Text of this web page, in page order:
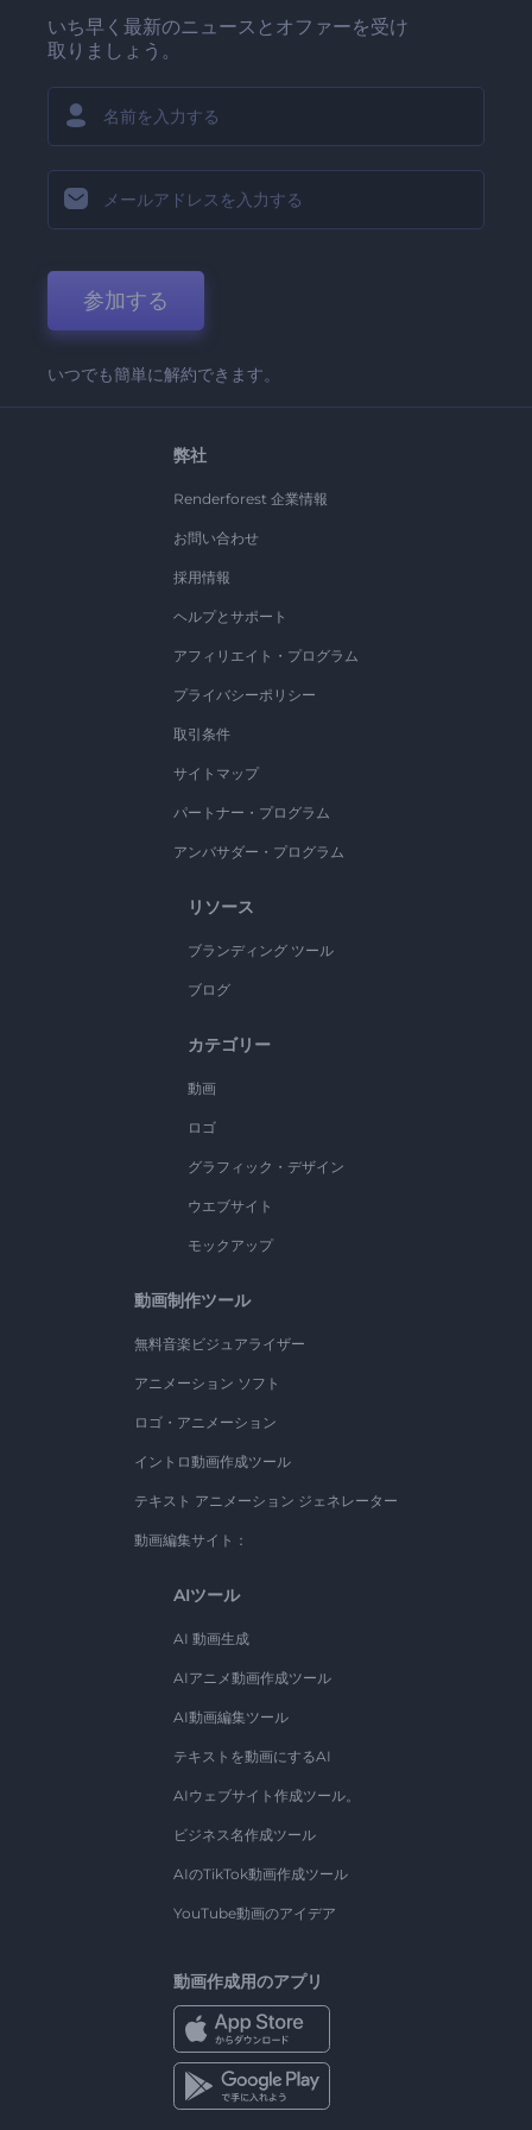
いち早く最新のニュースとオファーを受け
取りましょう。
参加する
いつでも簡単に解約できます。
弊社
Renderforest 企業情報
お問い合わせ
採用情報
ヘルプとサポート
アフィリエイト・プログラム
プライバシーポリシー
取引条件
サイトマップ
パートナー・プログラム
アンバサダー・プログラム
リソース
ブランディング ツール
ブログ
カテゴリー
動画
ロゴ
グラフィック・デザイン
ウエブサイト
モックアップ
動画制作ツール
無料音楽ビジュアライザー
アニメーション ソフト
ロゴ・アニメーション
イントロ動画作成ツール
テキスト アニメーション ジェネレーター
動画編集サイト：
AIツール
AI 動画生成
AIアニメ動画作成ツール
AI動画編集ツール
テキストを動画にするAI
AIウェブサイト作成ツール。
ビジネス名作成ツール
AIのTikTok動画作成ツール
YouTube動画のアイデア
動画作成用のアプリ